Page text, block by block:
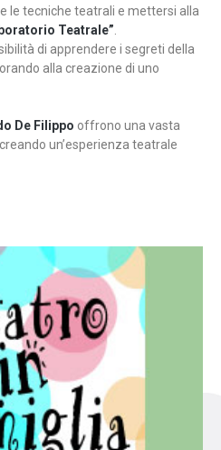
le tecniche teatrali e mettersi alla
Teatrale”
di apprendere i segreti della
alla creazione di uno
De Filippo offrono una vasta
un’esperienza teatrale
in famiglia
rassegna di teatro concepita
del teatro all’intera